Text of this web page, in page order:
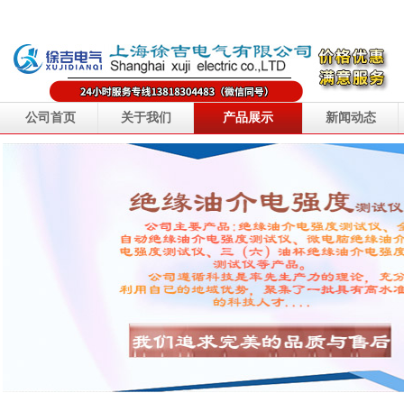
公司首页 关于我们 产品展示 新闻动态